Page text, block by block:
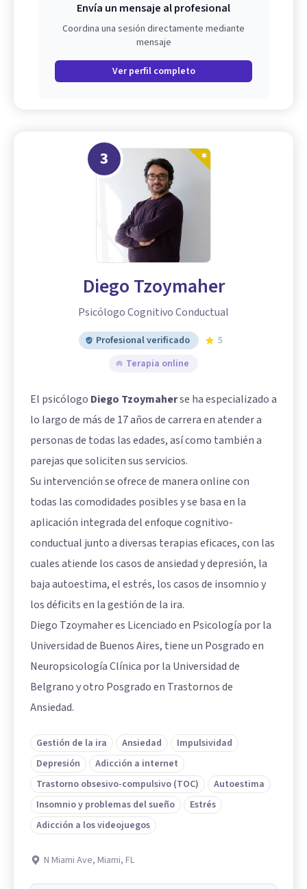
Envía un mensaje al profesional
Coordina una sesión directamente mediante
mensaje
Ver perfil completo
3
Diego Tzoymaher
Psicólogo Cognitivo Conductual
Profesional verificado
5
Terapia online
El psicólogo Diego Tzoymaherse ha especializado a
lo largo de más de 17 años de carrera en atender a
personas de todas las edades, así como también a
parejas que soliciten sus servicios.
Su intervención se ofrece de manera online con
todas las comodidades posibles y se basa en la
aplicación integrada del enfoque cognitivo-
conductual junto a diversas terapias eficaces, con las
cuales atiende los casos de ansiedad y depresión, la
baja autoestima, el estrés, los casos de insomnio y
los déficits en la gestión de la ira.
Diego Tzoymaher es Licenciado en Psicología por la
Universidad de Buenos Aires, tiene un Posgrado en
Neuropsicología Clínica por la Universidad de
Belgrano y otro Posgrado en Trastornos de
Ansiedad.
Gestión de la ira Ansiedad
Impulsividad
Depresión
Adicción a internet
Trastorno obsesivo-compulsivo (TOC)
Autoestima
Insomnio y problemas del sueño
Estrés
Adicción a los videojuegos
N Miami Ave, Miami, FL